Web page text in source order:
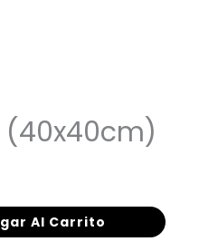
(40x40cm)
Al Carrito